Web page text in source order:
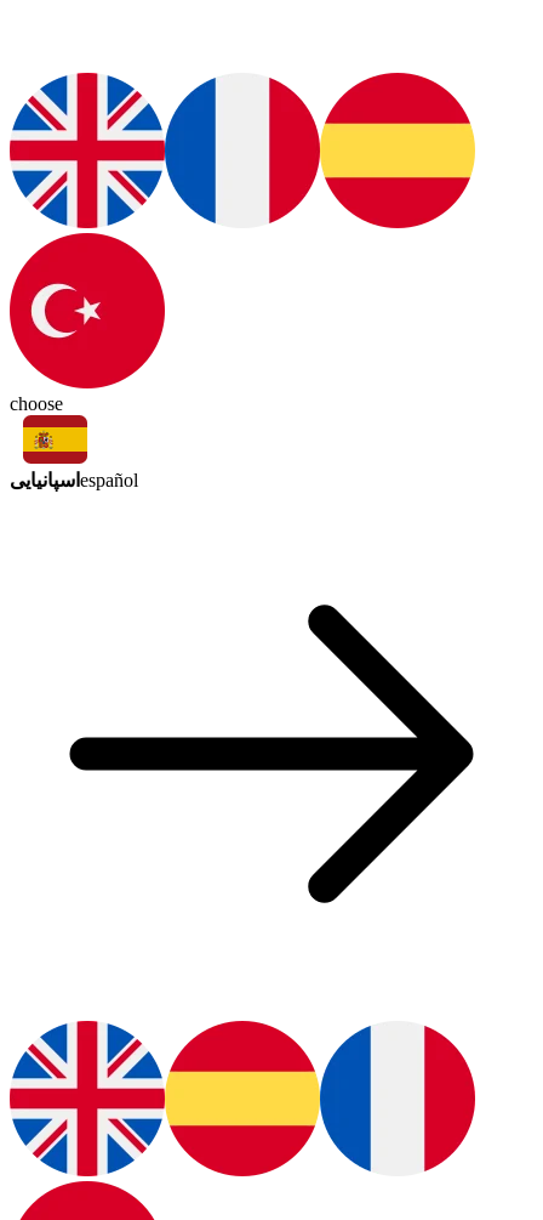
choose
اسپانیایی español